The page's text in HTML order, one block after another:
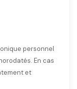
personnel
En cas
et